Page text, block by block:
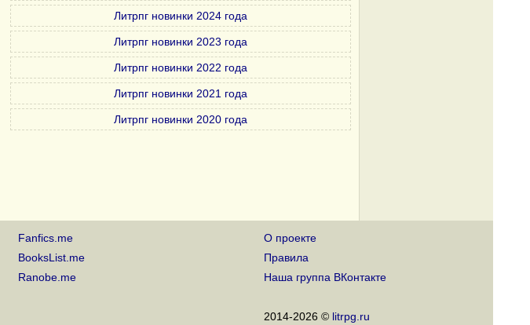
Литрпг новинки 2024 года
Литрпг новинки 2023 года
Литрпг новинки 2022 года
Литрпг новинки 2021 года
Литрпг новинки 2020 года
Fanfics.me
BooksList.me
Ranobe.me
О проекте
Правила
Наша группа ВКонтакте
2014-2026 © litrpg.ru